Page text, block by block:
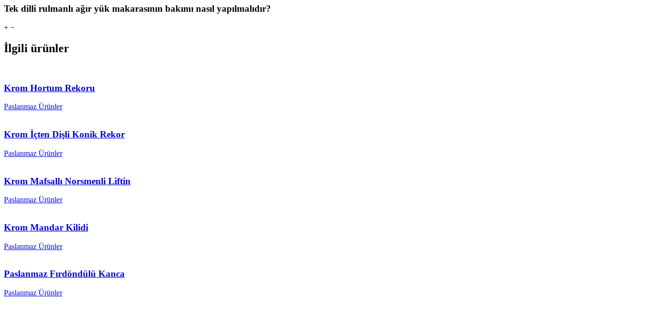
Tek dilli rulmanlı ağır yük makarasının bakımı nasıl yapılmalıdır?
+ −
İlgili ürünler
Krom Hortum Rekoru
Paslanmaz Ürünler
Krom İçten Dişli Konik Rekor
Paslanmaz Ürünler
Krom Mafsallı Norsmenli Liftin
Paslanmaz Ürünler
Krom Mandar Kilidi
Paslanmaz Ürünler
Paslanmaz Fırdöndülü Kanca
Paslanmaz Ürünler